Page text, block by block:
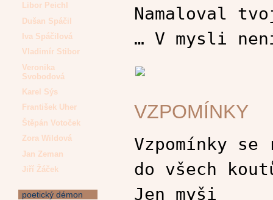
Libor Peichl
Dušan Spáčil
Iva Spáčilová
Vladimír Stibor
Veronika
Svobodová
Karel Sýs
František Uher
Štěpán Votoček
Zora Wildová
Jan Zeman
Jiří Žáček
poetický démon
Namaloval
… V mysli
VZPOMÍNKY
Vzpomínky se
do všech
Jen myši